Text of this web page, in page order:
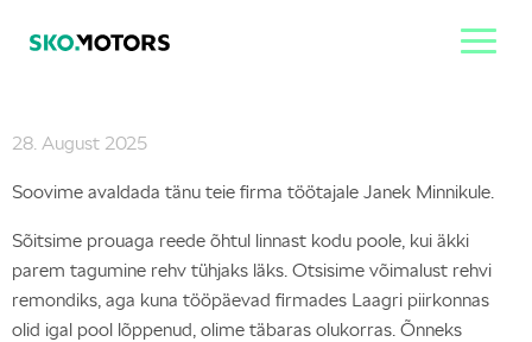
28. August 2025
Soovime avaldada tänu teie firma töötajale Janek Minnikule.
Sõitsime prouaga reede õhtul linnast kodu poole, kui äkki
parem tagumine rehv tühjaks läks. Otsisime võimalust rehvi
remondiks, aga kuna tööpäevad firmades Laagri piirkonnas
olid igal pool lõppenud, olime täbaras olukorras. Õnneks